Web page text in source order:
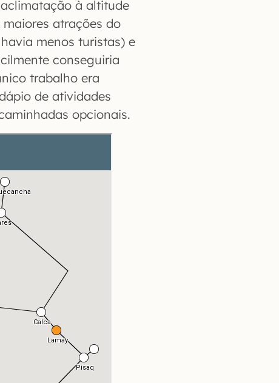
à altitude
atrações do
menos turistas) e
conseguiria
trabalho era
de atividades
opcionais.